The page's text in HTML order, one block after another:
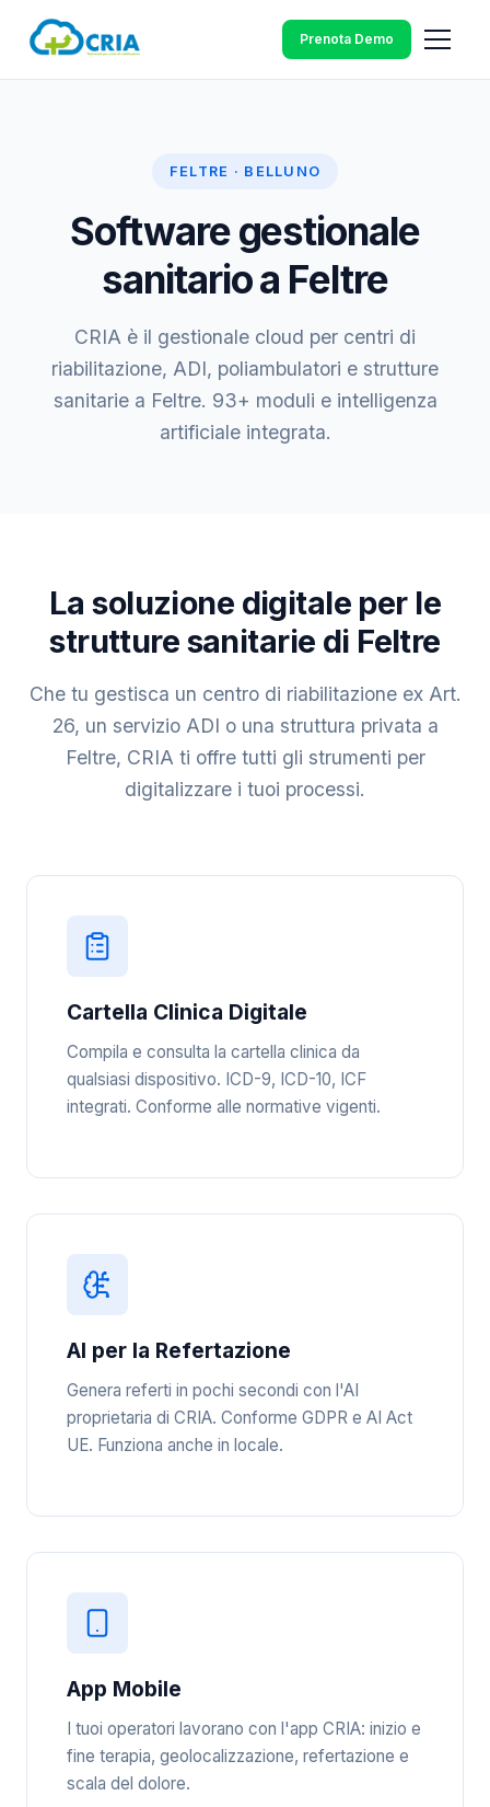
Prenota Demo
FELTRE · BELLUNO
Software gestionale
sanitario a Feltre
CRIA è il gestionale cloud per centri di
riabilitazione, ADI, poliambulatori e strutture
sanitarie a Feltre. 93+ moduli e intelligenza
artificiale integrata.
La soluzione digitale per le
strutture sanitarie di Feltre
Che tu gestisca un centro di riabilitazione ex Art.
26, un servizio ADI o una struttura privata a
Feltre, CRIA ti offre tutti gli strumenti per
digitalizzare i tuoi processi.
Cartella Clinica Digitale
Compila e consulta la cartella clinica da
qualsiasi dispositivo. ICD-9, ICD-10, ICF
integrati. Conforme alle normative vigenti.
AI per la Refertazione
Genera referti in pochi secondi con l'AI
proprietaria di CRIA. Conforme GDPR e AI Act
UE. Funziona anche in locale.
App Mobile
I tuoi operatori lavorano con l'app CRIA: inizio e
fine terapia, geolocalizzazione, refertazione e
scala del dolore.